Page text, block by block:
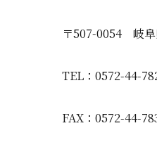
〒507-0054 岐阜
TEL：0572-44-
FAX：0572-44-